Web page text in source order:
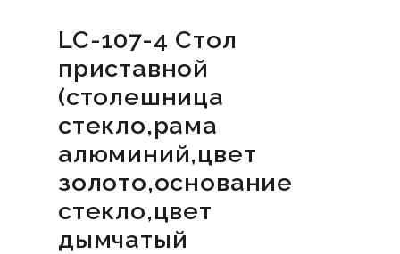
LC-107-4 Стол
приставной
(столешница
стекло,рама
алюминий,цвет
золото,основание
стекло,цвет
дымчатый